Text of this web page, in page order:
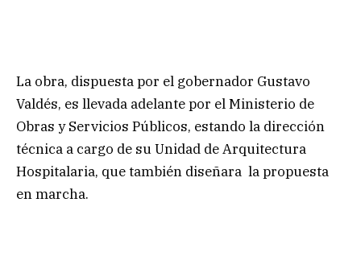
La obra, dispuesta por el gobernador Gustavo
Valdés, es llevada adelante por el Ministerio de
Obras y Servicios Públicos, estando la dirección
técnica a cargo de su Unidad de Arquitectura
Hospitalaria, que también diseñara la propuesta
en marcha.